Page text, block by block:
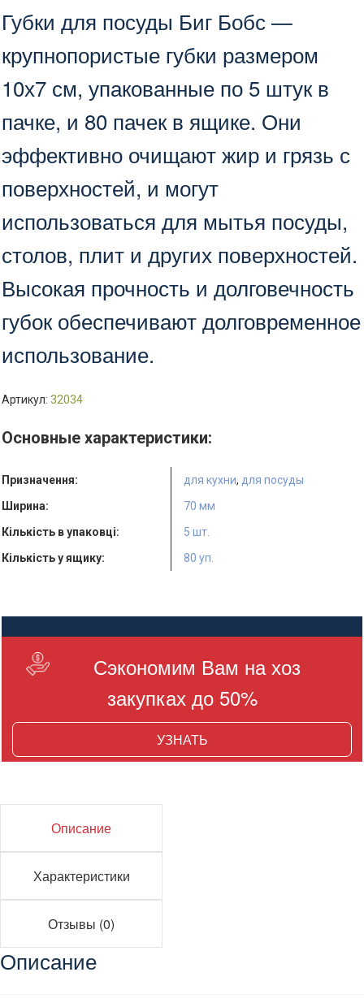
(80пак/
ящ)
Губки для посуды Биг Бобс —
крупнопористые губки размером
10х7 см, упакованные по 5 штук в
пачке, и 80 пачек в ящике. Они
эффективно очищают жир и грязь с
поверхностей, и могут
использоваться для мытья посуды,
столов, плит и других поверхностей.
Высокая прочность и долговечность
губок обеспечивают долговременное
использование.
Артикул: 32034
Основные характеристики:
Призначення: для кухни, для посуды
Ширина:
70 мм
Кількість в упаковці:
5 шт.
Кількість у ящику:
80 уп.
Сэкономим Вам на хоз
закупках до 50%
УЗНАТЬ
Описание
Характеристики
Отзывы (0)
Описание